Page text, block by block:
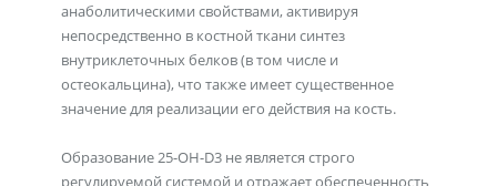
анаболитическими свойствами, активируя
непосредственно в костной ткани синтез
внутриклеточных белков (в том числе и
остеокальцина), что также имеет существенное
значение для реализации его действия на кость.
Образование 25-ОН-D3 не является строго
регулируемой системой и отражает обеспеченность